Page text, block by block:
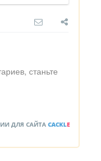
станьте
ДЛЯ САЙТА CACKLE